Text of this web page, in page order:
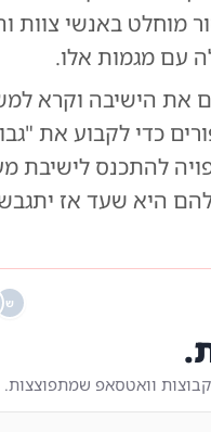
מוחלט באנשי צוות
עם מגמות אלו.
את הישיבה וקרא
כדי לקבוע את
להתכנס לישיבת
היא שעד אז
ש
וואטסאפ שמתפוצצות.